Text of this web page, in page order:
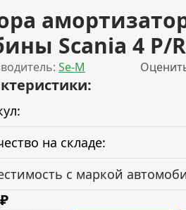
Scania 4 P/
Se-M
на складе:
с маркой
₽